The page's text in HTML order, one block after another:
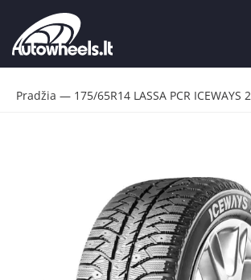
Pradžia — 175/65R14 LASSA PCR